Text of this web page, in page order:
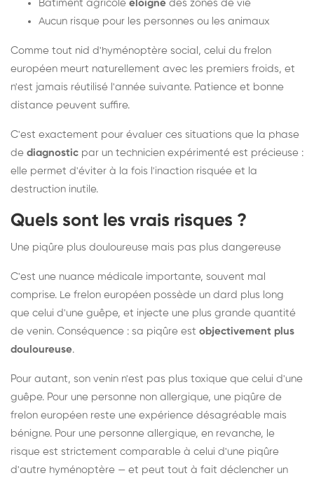
Bâtiment agricole éloigné des zones de vie
Aucun risque pour les personnes ou les animaux
Comme tout nid d'hyménoptère social, celui du frelon
européen meurt naturellement avec les premiers froids, et
n'est jamais réutilisé l'année suivante. Patience et bonne
distance peuvent suffire.
C'est exactement pour évaluer ces situations que la phase
de diagnostic par un technicien expérimenté est précieuse :
elle permet d'éviter à la fois l'inaction risquée et la
destruction inutile.
Quels sont les vrais risques ?
Une piqûre plus douloureuse mais pas plus dangereuse
C'est une nuance médicale importante, souvent mal
comprise. Le frelon européen possède un dard plus long
que celui d'une guêpe, et injecte une plus grande quantité
de venin. Conséquence : sa piqûre est objectivement plus
douloureuse.
Pour autant, son venin n'est pas plus toxique que celui d'une
guêpe. Pour une personne non allergique, une piqûre de
frelon européen reste une expérience désagréable mais
bénigne. Pour une personne allergique, en revanche, le
risque est strictement comparable à celui d'une piqûre
d'autre hyménoptère — et peut tout à fait déclencher un